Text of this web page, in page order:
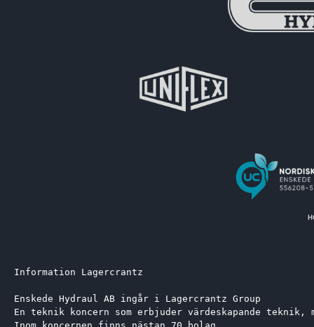
Information Lagercrantz
Enskede Hydraul AB ingår i Lagercrantz Group
En teknik koncern som erbjuder värdeskapande